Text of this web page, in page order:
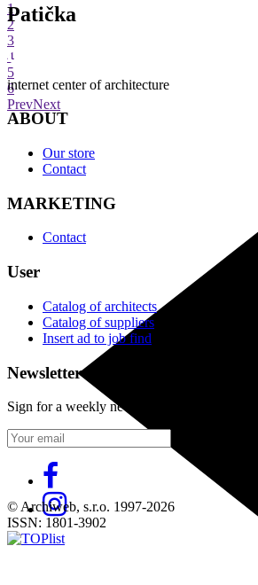
1
2
3
4
5
6
PrevNext
Patička
internet center of architecture
ABOUT
Our store
Contact
MARKETING
Contact
User
Catalog of architects
Catalog of suppliers
Insert ad to job find
Newsletter
Sign for a weekly newsletter:
© Archiweb, s.r.o. 1997-2026
ISSN: 1801-3902